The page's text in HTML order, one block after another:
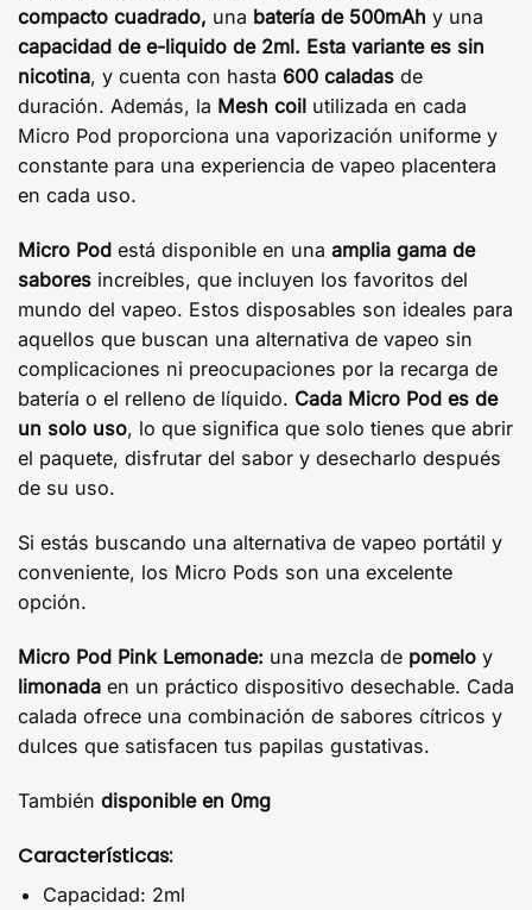
compacto cuadrado, una batería de 500mAh y una
capacidad de e-liquido de 2ml. Esta variante es sin
nicotina, y cuenta con hasta 600 caladas de
duración. Además, la Mesh coil utilizada en cada
Micro Pod proporciona una vaporización uniforme y
constante para una experiencia de vapeo placentera
en cada uso.
Micro Pod está disponible en una amplia gama de
sabores increíbles, que incluyen los favoritos del
mundo del vapeo. Estos disposables son ideales para
aquellos que buscan una alternativa de vapeo sin
complicaciones ni preocupaciones por la recarga de
batería o el relleno de líquido. Cada Micro Pod es de
un solo uso, lo que significa que solo tienes que abrir
el paquete, disfrutar del sabor y desecharlo después
de su uso.
Si estás buscando una alternativa de vapeo portátil y
conveniente, los Micro Pods son una excelente
opción.
Micro Pod Pink Lemonade: una mezcla de pomelo y
limonada en un práctico dispositivo desechable. Cada
calada ofrece una combinación de sabores cítricos y
dulces que satisfacen tus papilas gustativas.
También disponible en 0mg
Características:
Capacidad: 2ml